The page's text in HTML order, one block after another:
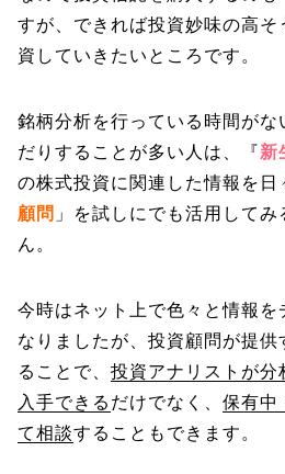
すが、できれば投資妙味の高そ
資していきたいところです。
銘柄分析を行っている時間がな
だりすることが多い人は、『新
の株式投資に関連した情報を日
顧問 」を試しにでも活用して
ん。
今時はネット上で色々と情報を
なりましたが、投資顧問が提供
ることで、 投資アナリストが分
入手できる だけでなく、 保有中
て相談することもできます。